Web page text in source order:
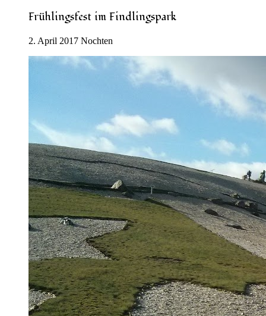
Frühlingsfest im Findlingspark
2. April 2017 Nochten